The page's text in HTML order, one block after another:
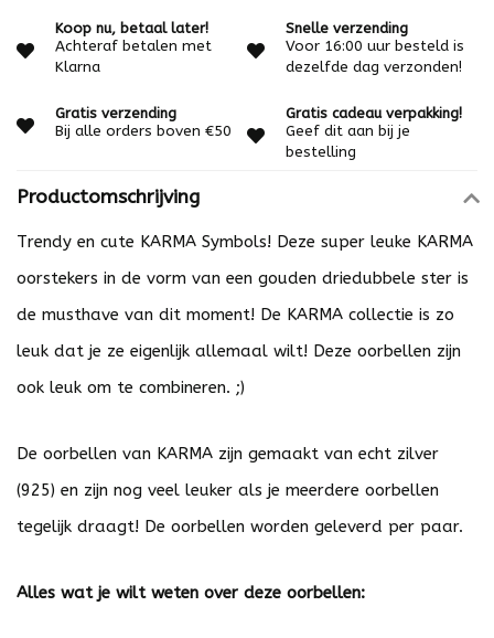
Koop nu, betaal later!
Achteraf betalen met
Klarna
Snelle verzending
Voor 16:00 uur besteld is
dezelfde dag verzonden!
Gratis verzending
Bij alle orders boven €50
Gratis cadeau verpakking!
Geef dit aan bij je
bestelling
Productomschrijving
Trendy en cute KARMA Symbols! Deze super leuke KARMA
oorstekers in de vorm van een gouden driedubbele ster is
de musthave van dit moment! De KARMA collectie is zo
leuk dat je ze eigenlijk allemaal wilt! Deze oorbellen zijn
ook leuk om te combineren. ;)
De oorbellen van KARMA zijn gemaakt van echt zilver
(925) en zijn nog veel leuker als je meerdere oorbellen
tegelijk draagt! De oorbellen worden geleverd per paar.
Alles wat je wilt weten over deze oorbellen: